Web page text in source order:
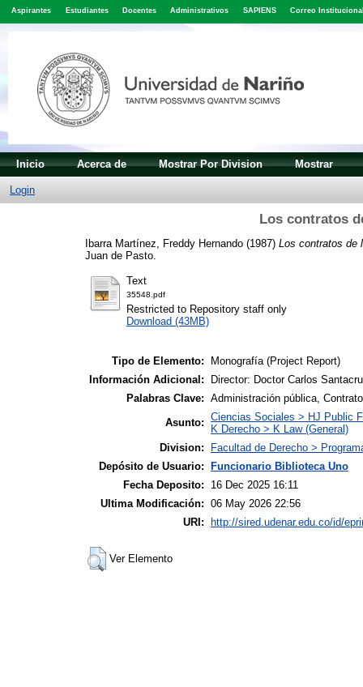
Aspirantes Estudiantes Docentes Administrativos SAPIENS Correo
Inicio Acerca de Mostrar Por Division Mostrar
Login
Los contratos
Ibarra Martínez, Freddy Hernando (1987) Los contratos de
Juan de Pasto.
Text
35548.pdf
Restricted to Repository staff only
Download (43MB)
Tipo de Elemento:
Monografía (Project Report)
Información Adicional:
Director: Doctor Carlos
Palabras Clave: Administración pública,
Asunto: Ciencias Sociales > HJ Public
K Derecho > K Law (General)
Division:
Facultad de Derecho >
Depósito de Usuario:
Funcionario Biblioteca Uno
Fecha Deposito:
16 Dec 2025 16:11
Ultima Modificación: 06 May 2026 22:56
URI:
http://sired.udenar.edu.co/id/
Ver Elemento